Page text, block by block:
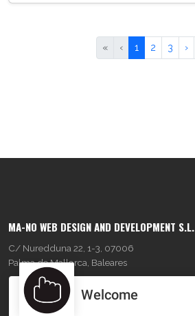
« ‹ 1 2 3 ›
MA-NO WEB DESIGN AND DEVELOPMENT S.L.
C/ Nuredduna 22, 1-3, 07006
Palma de Mallorca, Baleares
OUR COMPANY Welcome